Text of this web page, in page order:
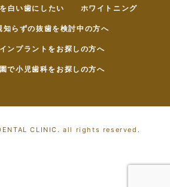
白い歯にしたい ホワイトニング
知らずの抜歯を検討中の方へ
ンプラントをお探しの方へ
で小児歯科をお探しの方へ
CLINIC. all rights reserved.